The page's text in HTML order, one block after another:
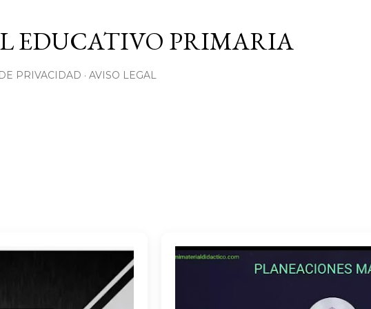
EDUCATIVO PRIMARIA
PRIVACIDAD AVISO LEGAL